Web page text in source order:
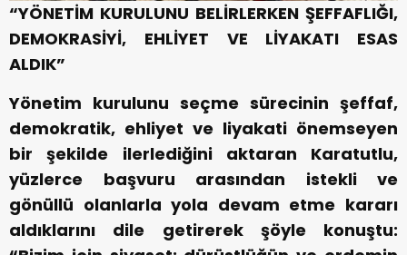
“YÖNETİM KURULUNU BELİRLERKEN ŞEFFAFLIĞI,
DEMOKRASİYİ, EHLİYET VE LİYAKATI ESAS
ALDIK”
Yönetim kurulunu seçme sürecinin şeffaf,
demokratik, ehliyet ve liyakati önemseyen
bir şekilde ilerlediğini aktaran Karatutlu,
yüzlerce başvuru arasından istekli ve
gönüllü olanlarla yola devam etme kararı
aldıklarını dile getirerek şöyle konuştu: